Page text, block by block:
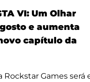
VI: Um Olhar
e aumenta
capítulo da
Rockstar Games será